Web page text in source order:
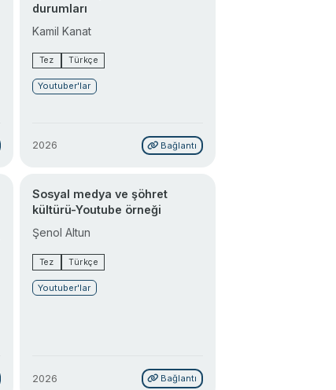
durumları
Kamil Kanat
Tez Türkçe
Youtuber'lar
2026 Bağlantı
Sosyal medya ve şöhret
kültürü-Youtube örneği
Şenol Altun
Tez Türkçe
Youtuber'lar
2026 Bağlantı